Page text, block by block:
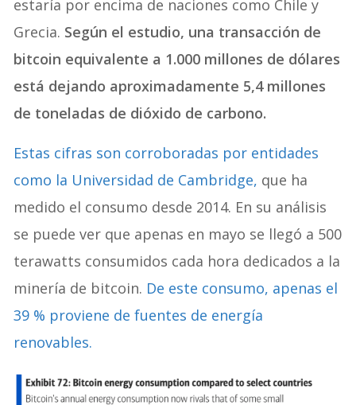
estaría por encima de naciones como Chile y
Grecia. Según el estudio, una transacción de
bitcoin equivalente a 1.000 millones de dólares
está dejando aproximadamente 5,4 millones
de toneladas de dióxido de carbono.
Estas cifras son corroboradas por entidades
como la Universidad de Cambridge, que ha
medido el consumo desde 2014. En su análisis
se puede ver que apenas en mayo se llegó a 500
terawatts consumidos cada hora dedicados a la
minería de bitcoin. De este consumo, apenas el
39 % proviene de fuentes de energía
renovables.